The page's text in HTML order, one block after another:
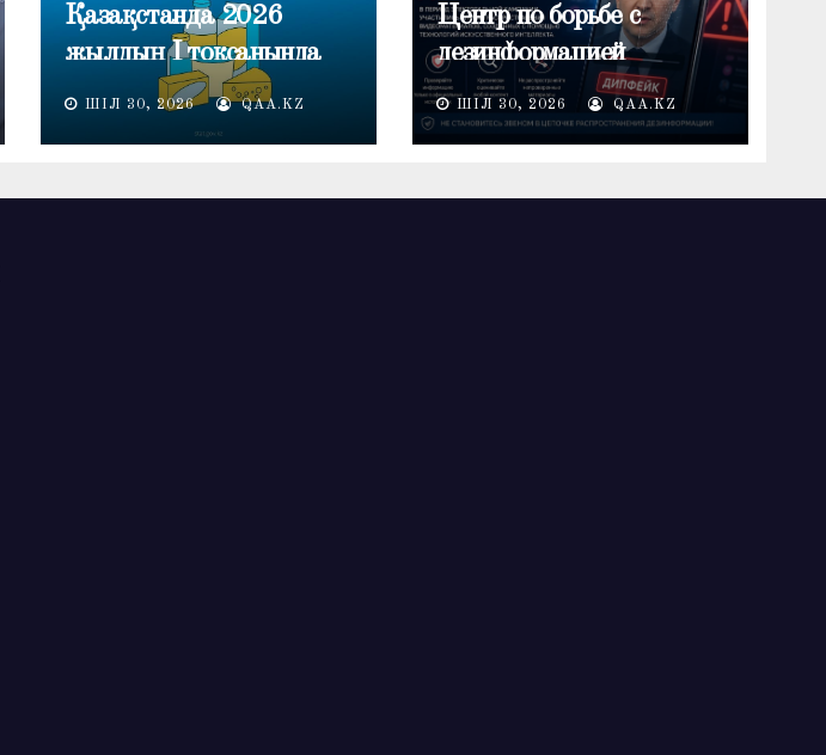
Қазақстанда 2026
жылдың I тоқсанында
негізгі азық-түлік
өнімдерін тұтыну көлемі
ШІЛ 30, 2026 QAA.KZ
Центр по борьбе с
дезинформацией
предупреждает о
распространении
электоральной кампании
ШІЛ 30, 2026 QAA.KZ